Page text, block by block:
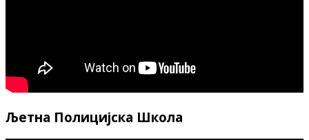
Љетна Полицијска Школа